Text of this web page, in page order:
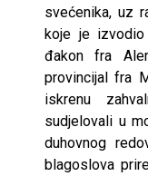
svećenika, uz
koje je izvodio
đakon fra
provincijal fra
iskrenu
sudjelovali u
duhovnog
blagoslova